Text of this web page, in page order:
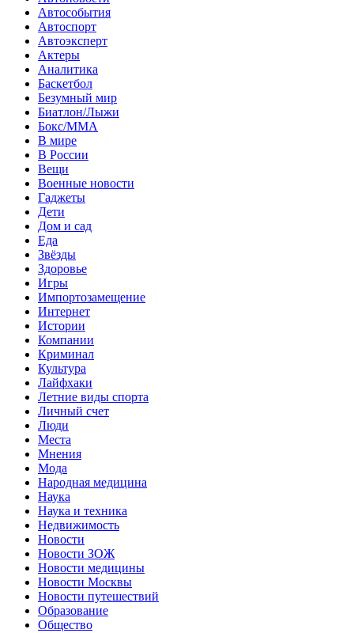
Автособытия
Автоспорт
Автоэксперт
Актеры
Аналитика
Баскетбол
Безумный мир
Биатлон/Лыжи
Бокс/MMA
В мире
В России
Вещи
Военные новости
Гаджеты
Дети
Дом и сад
Еда
Звёзды
Здоровье
Игры
Импортозамещение
Интернет
Истории
Компании
Криминал
Культура
Лайфхаки
Летние виды спорта
Личный счет
Люди
Места
Мнения
Мода
Народная медицина
Наука
Наука и техника
Недвижимость
Новости
Новости ЗОЖ
Новости медицины
Новости Москвы
Новости путешествий
Образование
Общество